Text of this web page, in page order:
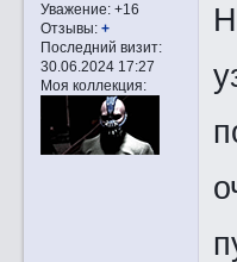
Уважение: +16
Отзывы: +
Последний визит:
30.06.2024 17:27
Моя коллекция: